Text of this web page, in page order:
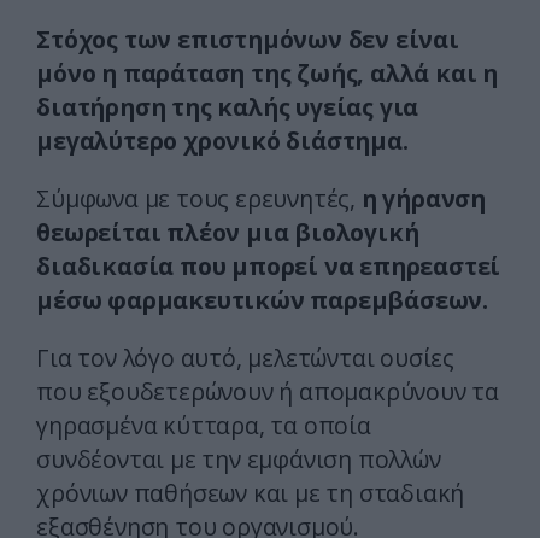
Στόχος των επιστημόνων δεν είναι
μόνο η παράταση της ζωής, αλλά και η
διατήρηση της καλής υγείας για
μεγαλύτερο χρονικό διάστημα.
Σύμφωνα με τους ερευνητές, η γήρανση
θεωρείται πλέον μια βιολογική
διαδικασία που μπορεί να επηρεαστεί
μέσω φαρμακευτικών παρεμβάσεων.
Για τον λόγο αυτό, μελετώνται ουσίες
που εξουδετερώνουν ή απομακρύνουν τα
γηρασμένα κύτταρα, τα οποία
συνδέονται με την εμφάνιση πολλών
χρόνιων παθήσεων και με τη σταδιακή
εξασθένηση του οργανισμού.